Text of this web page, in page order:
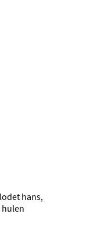
hans,
hulen